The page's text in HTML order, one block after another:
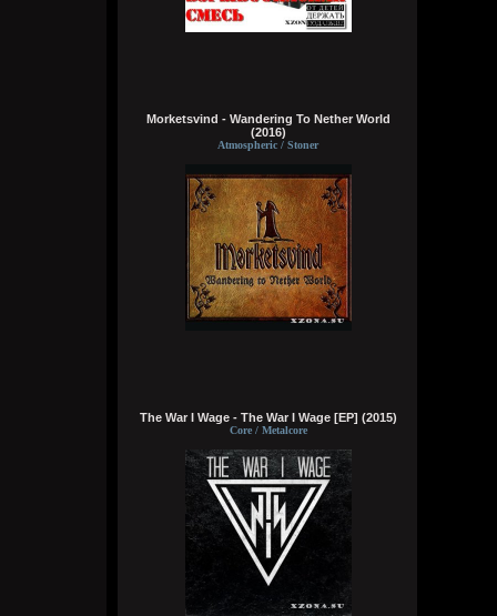
делах. панки просто бомбы
Вчера в 21:36:44
Цитата: Wirtuozik
ещё и вместо мозга вставили мощный
компьют
ты хотел сказать в место, где должен
быть мозг
Wirtuozik
Вчера в 20:40:37
А если бы мне ещё и вместо мозга
вставили мощный компьют, то ч бы еще и
получил знания ко всему, либо чтобы
мозг что-то типа ии из гугла ловил с
ответами на любые поставленные мной
Wirtuozik
Вчера в 20:39:10
Morketsvind - Wandering To Nether World
(2016)
Atmospheric / Stoner
The War I Wage - The War I Wage [EP] (2015)
Core / Metalcore